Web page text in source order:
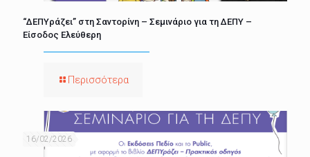
“ΔΕΠΥράζει” στη Σαντορίνη – Σεμινάριο για τη ΔΕΠΥ –
Είσοδος Ελεύθερη
Περισσότερα
16/02/2026